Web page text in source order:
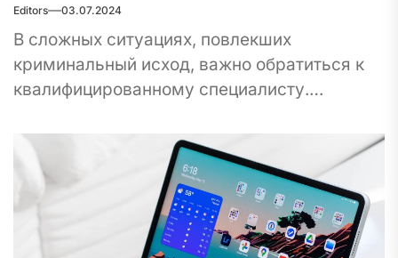
Editors 03.07.2024
В сложных ситуациях, повлекших
криминальный исход, важно обратиться к
квалифицированному специалисту.
роль в защите прав и интересов своих
клиентов, предоставляя
профессиональную...